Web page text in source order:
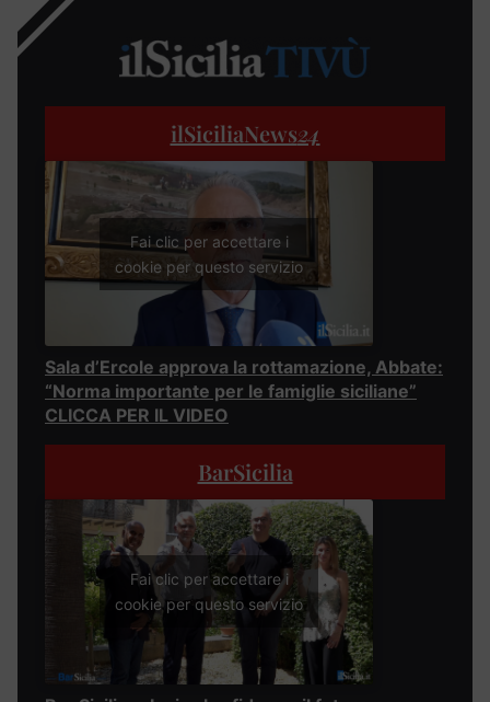
ilSiciliaNews24
Fai clic per accettare i
cookie per questo servizio
Sala d’Ercole approva la rottamazione, Abbate:
“Norma importante per le famiglie siciliane”
CLICCA PER IL VIDEO
BarSicilia
Fai clic per accettare i
cookie per questo servizio